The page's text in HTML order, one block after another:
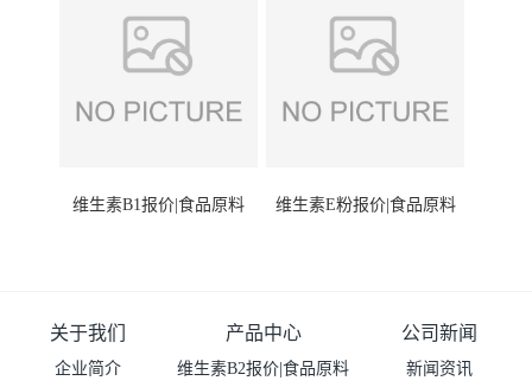
维生素B1报价|食品原料 维生素E粉报价|食品原料
关于我们
企业简介
产品中心
维生素B2报价|食品原料
公司新闻
新闻资讯